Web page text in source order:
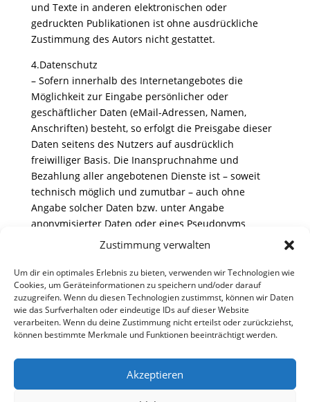
Zustimmung verwalten
Um dir ein optimales Erlebnis zu bieten, verwenden wir Technologien wie
Cookies, um Geräteinformationen zu speichern und/oder darauf
zuzugreifen. Wenn du diesen Technologien zustimmst, können wir Daten
wie das Surfverhalten oder eindeutige IDs auf dieser Website
verarbeiten. Wenn du deine Zustimmung nicht erteilst oder zurückziehst,
können bestimmte Merkmale und Funktionen beeinträchtigt werden.
Akzeptieren
und Texte in anderen elektronischen oder
gedruckten Publikationen ist ohne ausdrückliche
Zustimmung des Autors nicht gestattet.
4.Datenschutz
– Sofern innerhalb des Internetangebotes die
Möglichkeit zur Eingabe persönlicher oder
geschäftlicher Daten (eMail-Adressen, Namen,
Anschriften) besteht, so erfolgt die Preisgabe dieser
Daten seitens des Nutzers auf ausdrücklich
freiwilliger Basis. Die Inanspruchnahme und
Bezahlung aller angebotenen Dienste ist – soweit
technisch möglich und zumutbar – auch ohne
Angabe solcher Daten bzw. unter Angabe
anonymisierter Daten oder eines Pseudonyms
– Dieser Haftungsausschluss ist als Teil des
Internetangebotes zu betrachten, von dem aus auf
diese Seite verwiesen wurde. Sofern Teile oder
einzelne Formulierungen dieses Textes der
geltenden Rechtslage nicht, nicht mehr oder nicht
vollständig entsprechen sollten, bleiben die übrigen
Teile des Dokumentes in ihrem Inhalt und ihrer
Gültigkeit davon unberührt.